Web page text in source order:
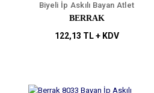
Biyeli İp Askılı Bayan Atlet
BERRAK
122,13 TL + KDV